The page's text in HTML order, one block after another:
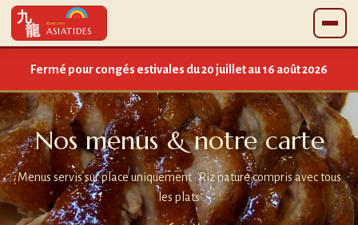
九
龍 Restaurant
ASIATIDES
Fermé pour congés estivales du 20 juillet au 16 août 2026
Nos menus & notre carte
Menus servis sur place uniquement · Riz nature compris avec tous
les plats